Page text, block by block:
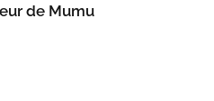
de Mumu